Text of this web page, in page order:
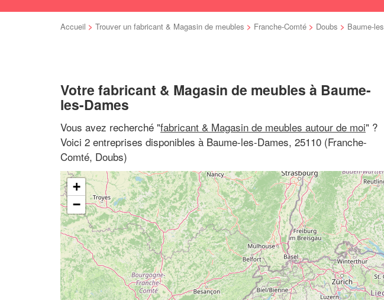
Accueil > Trouver un fabricant & Magasin de meubles > Franche-Comté > Doubs > Baume-
Votre fabricant & Magasin de meubles à Baume-
les-Dames
Vous avez recherché "fabricant & Magasin de meubles autour de moi" ?
Voici 2 entreprises disponibles à Baume-les-Dames, 25110 (Franche-
Comté, Doubs)
+
−